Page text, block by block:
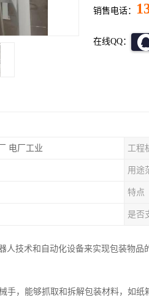
销售电话：
在线QQ：
电厂工业 工程
用途
特点
是否
人技术和自动化设备来实现包装物
，能够抓取和拆解包装材料，如纸